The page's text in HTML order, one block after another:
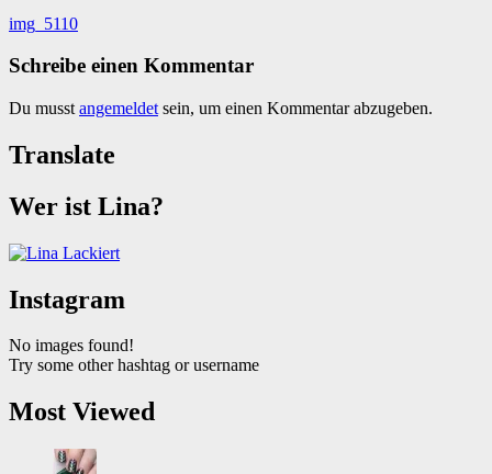
img_5110
Schreibe einen Kommentar
Du musst angemeldet sein, um einen Kommentar abzugeben.
Translate
Wer ist Lina?
Instagram
No images found!
Try some other hashtag or username
Most Viewed